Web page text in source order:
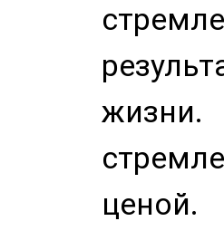
ценой.